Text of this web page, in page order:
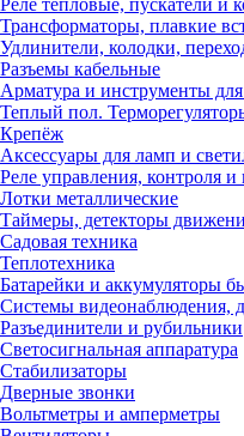
Реле тепловые, пускатели и
Трансформаторы, плавкие
Удлинители, колодки,
Разъемы кабельные
Арматура и инструменты
Теплый пол.
Крепёж
Аксессуары для ламп и
Реле управления, контроля и
Лотки металлические
Таймеры, детекторы
Садовая техника
Теплотехника
Батарейки и аккумуляторы
Системы видеонаблюдения,
Разъединители и рубильники
Светосигнальная аппаратура
Стабилизаторы
Дверные звонки
Вольтметры и амперметры